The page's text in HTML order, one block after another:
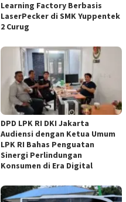
Learning Factory Berbasis
LaserPecker di SMK Yuppentek
2 Curug
DPD LPK RI DKI Jakarta
Audiensi dengan Ketua Umum
LPK RI Bahas Penguatan
Sinergi Perlindungan
Konsumen di Era Digital